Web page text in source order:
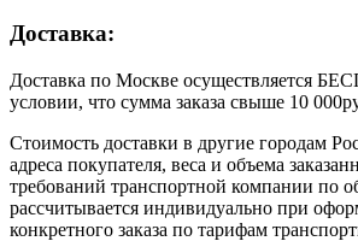
Доставка:
Доставка по Москве осуществляется
условии, что сумма заказа свыше 10
Стоимость доставки в другие городам
адреса покупателя, веса и объема
требований транспортной компании по
рассчитывается индивидуально при
конкретного заказа по тарифам